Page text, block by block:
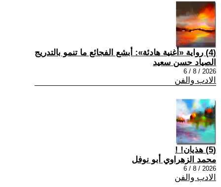
(4) رواية «أغنية هادئة»: أبشع الفجائع ما تنمو بالتدريج
الصياد حسن سعيد
2026 / 8 / 6
الادب والفن
(5) هذيان! !
محمد الزهراوي أبو نوفل
2026 / 8 / 6
الادب والفن